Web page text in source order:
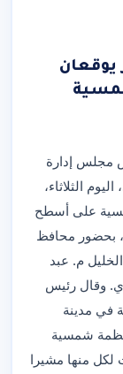
يوقعان
مجلس إدارة
الثلاثاء،
على أسطح
بحضور محافظ
م. عبد
وقال رئيس
يستهدف 36 مدرسة في مدينة
أنظمة شمسية
لحوالي 60 كيلو وات لكل منها مشيرا